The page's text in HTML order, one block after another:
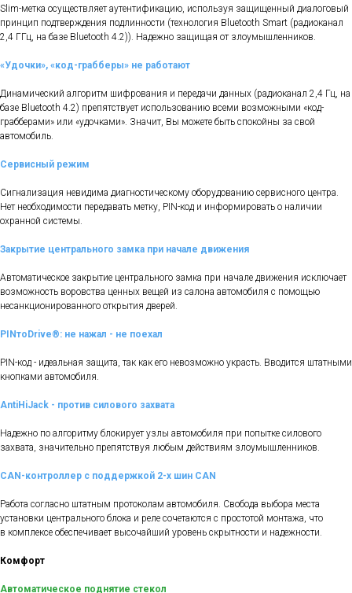
Slim-метка осуществляет аутентификацию, используя защищенный диалоговый
принцип подтверждения подлинности (технология Bluetooth Smart (радиоканал
2,4 ГГц, на базе Bluetooth 4.2)). Надежно защищая от злоумышленников.
«Удочки», «код-грабберы» не работают
Динамический алгоритм шифрования и передачи данных (радиоканал 2,4 Гц, на
базе Bluetooth 4.2) препятствует использованию всеми возможными «код-
грабберами» или «удочками». Значит, Вы можете быть спокойны за свой
автомобиль.
Сервисный режим
Сигнализация невидима диагностическому оборудованию сервисного центра.
Нет необходимости передавать метку, РIN-код и информировать о наличии
охранной системы.
Закрытие центрального замка при начале движения
Автоматическое закрытие центрального замка при начале движения исключает
возможность воровства ценных вещей из салона автомобиля с помощью
несанкционированного открытия дверей.
PINтоDrive®: не нажал - не поехал
PIN-код - идеальная защита, так как его невозможно украсть. Вводится штатными
кнопками автомобиля.
AntiHiJack - против силового захвата
Надежно по алгоритму блокирует узлы автомобиля при попытке силового
захвата, значительно препятствуя любым действиям злоумышленников.
CAN-контроллер с поддержкой 2-х шин CAN
Работа согласно штатным протоколам автомобиля. Свобода выбора места
установки центрального блока и реле сочетаются с простотой монтажа, что
в комплексе обеспечивает высочайший уровень скрытности и надежности.
Комфорт
Автоматическое поднятие стекол